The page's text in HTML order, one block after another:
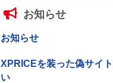
お知らせ
お知らせ
XPRICEを装った偽サイ
い